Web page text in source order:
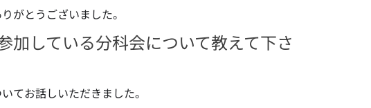
がとうございました。
している分科会について教えて下さ
てお話しいただきました。